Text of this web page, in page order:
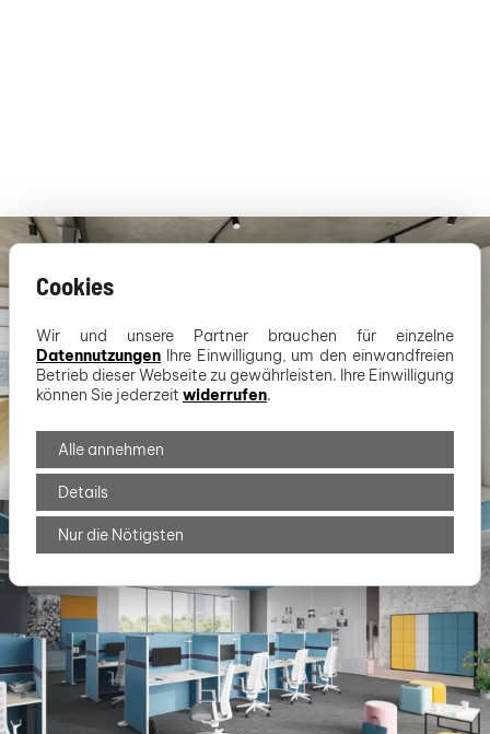
Cookies
Wir und unsere Partner brauchen für einzelne
Datennutzungen Ihre Einwilligung, um den einwandfreien
Betrieb dieser Webseite zu gewährleisten. Ihre Einwilligung
können Sie jederzeit widerrufen.
Alle annehmen
Details
Nur die Nötigsten